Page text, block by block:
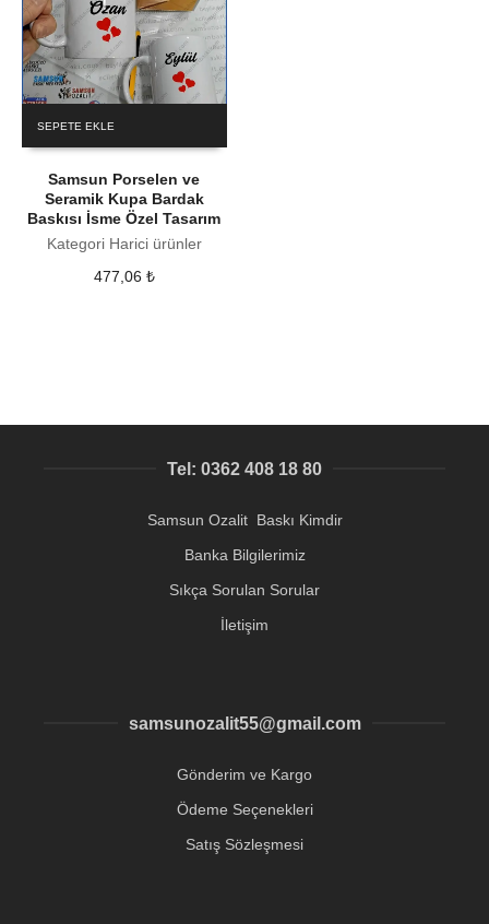
SEPETE EKLE
Samsun Porselen ve
Seramik Kupa Bardak
Baskısı İsme Özel Tasarım
Kategori Harici ürünler
477,06 ₺
Tel: 0362 408 18 80
Samsun Ozalit Baskı Kimdir
Banka Bilgilerimiz
Sıkça Sorulan Sorular
İletişim
samsunozalit55@gmail.com
Gönderim ve Kargo
Ödeme Seçenekleri
Satış Sözleşmesi